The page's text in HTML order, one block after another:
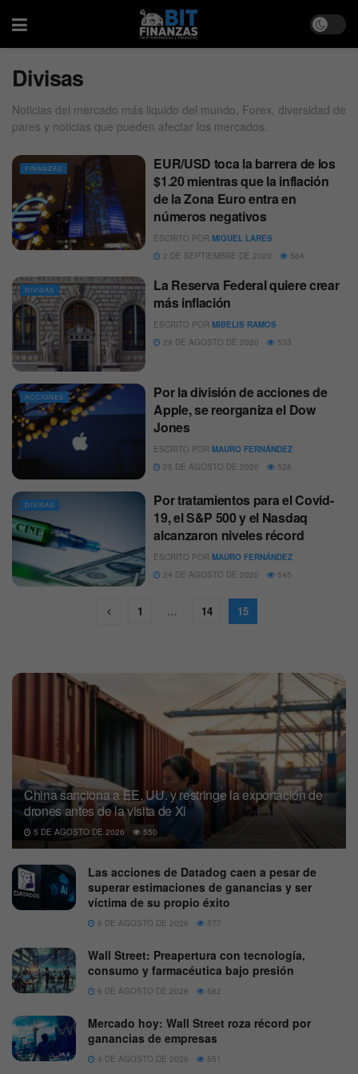
Divisas
Noticias del mercado más liquido del mundo, Forex, diversidad de
pares y noticias que pueden afectar los mercados.
FINANZAS
EUR/USD toca la barrera de los
$1.20 mientras que la inflación
de la Zona Euro entra en
números negativos
ESCRITO POR MIGUEL LARES
2 DE SEPTIEMBRE DE 2020
564
DIVISAS
La Reserva Federal quiere crear
más inflación
ESCRITO POR MIBELIS RAMOS
29 DE AGOSTO DE 2020
533
ACCIONES
Por la división de acciones de
Apple, se reorganiza el Dow
Jones
ESCRITO POR MAURO FERNÁNDEZ
25 DE AGOSTO DE 2020
528
DIVISAS
Por tratamientos para el Covid-
19, el S&P 500 y el Nasdaq
alcanzaron niveles récord
ESCRITO POR MAURO FERNÁNDEZ
24 DE AGOSTO DE 2020
545
1 … 14 15
China sanciona a EE. UU. y restringe la exportación de
drones antes de la visita de Xi
5 DE AGOSTO DE 2026 550
Las acciones de Datadog caen a pesar de
superar estimaciones de ganancias y ser
víctima de su propio éxito
6 DE AGOSTO DE 2026 577
Wall Street: Preapertura con tecnología,
consumo y farmacéutica bajo presión
6 DE AGOSTO DE 2026 582
Mercado hoy: Wall Street roza récord por
ganancias de empresas
4 DE AGOSTO DE 2026 551